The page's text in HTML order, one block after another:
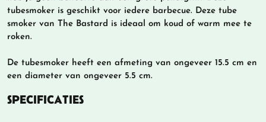
tubesmoker is geschikt voor iedere barbecue. Deze tube
smoker van The Bastard is ideaal om koud of warm mee te
roken.
De tubesmoker heeft een afmeting van ongeveer 15.5 cm en
een diameter van ongeveer 5.5 cm.
SPECIFICATIES